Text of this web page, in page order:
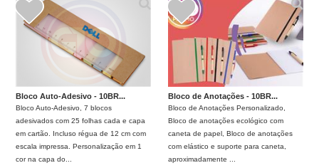
Bloco Auto-Adesivo - 10BR...
Bloco Auto-Adesivo, 7 blocos
adesivados com 25 folhas cada e capa
em cartão. Incluso régua de 12 cm com
escala impressa. Personalização em 1
cor na capa do...
Bloco de Anotações - 10BR...
Bloco de Anotações Personalizado,
Bloco de anotações ecológico com
caneta de papel, Bloco de anotações
com elástico e suporte para caneta,
aproximadamente ...